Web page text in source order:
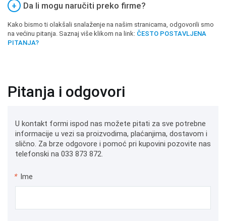
+
Da li mogu naručiti preko firme?
Kako bismo ti olakšali snalaženje na našim stranicama, odgovorili smo
na većinu pitanja. Saznaj više klikom na link: ČESTO POSTAVLJENA
PITANJA?
Pitanja i odgovori
U kontakt formi ispod nas možete pitati za sve potrebne
informacije u vezi sa proizvodima, plaćanjima, dostavom i
slično. Za brze odgovore i pomoć pri kupovini pozovite nas
telefonski na 033 873 872.
* Ime